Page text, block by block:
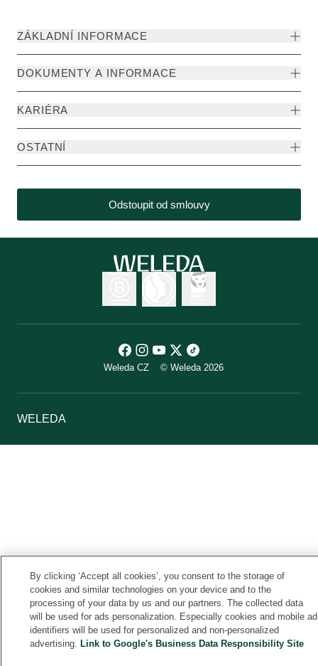
ZÁKLADNÍ INFORMACE
DOKUMENTY A INFORMACE
KARIÉRA
OSTATNÍ
Odstoupit od smlouvy
Weleda CZ © Weleda 2026
WELEDA
By clicking ‘Accept all cookies’, you consent to the storage of
cookies and similar technologies on your device and to the
processing of your data by us and our partners. The collected data
will be used for ads personalization. Especially cookies and mobile ad
identifiers will be used for personalized and non-personalized
advertising. Link to Google's Business Data Responsibility Site